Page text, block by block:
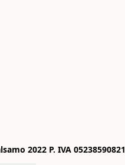
2022 P. IVA 05238590821